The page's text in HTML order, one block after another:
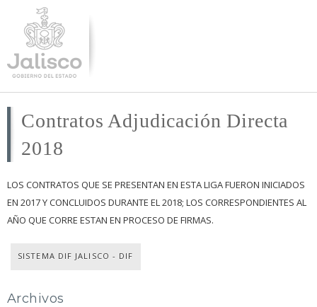
Contratos Adjudicación Directa
2018
LOS CONTRATOS QUE SE PRESENTAN EN ESTA LIGA FUERON INICIADOS
EN 2017 Y CONCLUIDOS DURANTE EL 2018; LOS CORRESPONDIENTES AL
AÑO QUE CORRE ESTAN EN PROCESO DE FIRMAS.
SISTEMA DIF JALISCO - DIF
Archivos